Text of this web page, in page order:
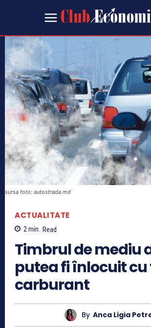
sursa foto: autostrada.md
ACTUALITATE
2min. Read
Timbrul de mediu
putea fi înlocuit cu
carburant
By Anca Ligia